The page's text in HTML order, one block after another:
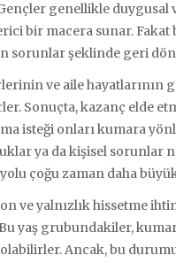
genellikle duygusal
bir macera sunar. Fakat
sorunlar şeklinde geri
ve aile hayatlarının
Sonuçta, kazanç elde
isteği onları kumara
ya da kişisel sorunlar
çoğu zaman daha
ve yalnızlık hissetme
yaş grubundakiler, kumar
olabilirler. Ancak, bu